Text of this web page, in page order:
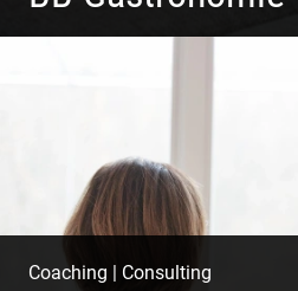
Coaching | Consulting